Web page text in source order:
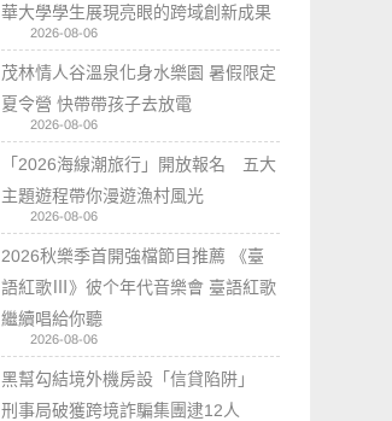
華大學學生展現亮眼的跨域創新成果
2026-08-06
茂林情人谷溫泉化身水樂園 暑假限定
夏令營 快帶帶孩子去放電
2026-08-06
「2026海線潮旅行」開放報名 五大
主題遊程帶你漫遊漁村風光
2026-08-06
2026秋樂季首開強檔節目推薦 《臺
語紅歌Ⅲ》彼个年代音樂會 臺語紅歌
繼續唱給你聽
2026-08-06
黑幫勾結境外機房設「信貸陷阱」
刑事局破獲跨境詐騙集團逮12人